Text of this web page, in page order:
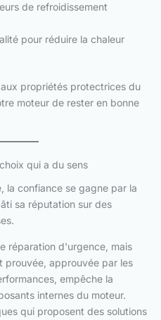
de refroidissement
pour réduire la chaleur
propriétés protectrices du
moteur de rester en bonne
qui a du sens
la confiance se gagne par la
sa réputation sur des
réparation d'urgence, mais
prouvée, approuvée par les
empêche la
internes du moteur.
qui proposent des solutions